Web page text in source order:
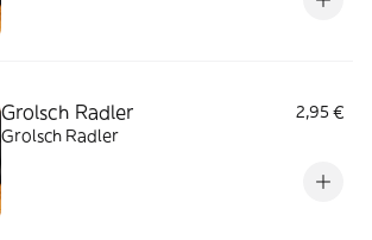
Grolsch Radler
2,95 €
Grolsch Radler